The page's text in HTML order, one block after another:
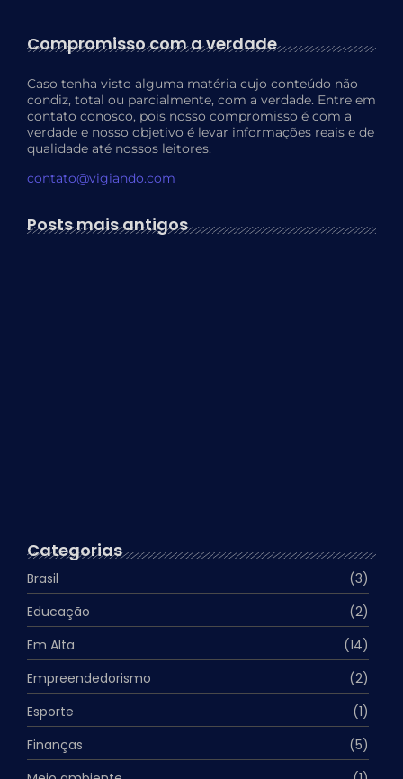
Compromisso com a verdade
Caso tenha visto alguma matéria cujo conteúdo não
condiz, total ou parcialmente, com a verdade. Entre em
contato conosco, pois nosso compromisso é com a
verdade e nosso objetivo é levar informações reais e de
qualidade até nossos leitores.
contato@vigiando.com
Posts mais antigos
Categorias
Brasil
(3)
Educação
(2)
Em Alta
(14)
Empreendedorismo
(2)
Esporte
(1)
Finanças
(5)